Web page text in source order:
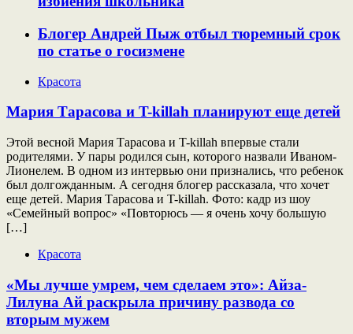
Блогер Андрей Пыж отбыл тюремный срок
по статье о госизмене
Красота
Мария Тарасова и T-killah планируют еще детей
Этой весной Мария Тарасова и T-killah впервые стали
родителями. У пары родился сын, которого назвали Иваном-
Лионелем. В одном из интервью они признались, что ребенок
был долгожданным. А сегодня блогер рассказала, что хочет
еще детей. Мария Тарасова и T-killah. Фото: кадр из шоу
«Семейный вопрос» «Повторюсь — я очень хочу большую
[…]
Красота
«Мы лучше умрем, чем сделаем это»: Айза-
Лилуна Ай раскрыла причину развода со
вторым мужем